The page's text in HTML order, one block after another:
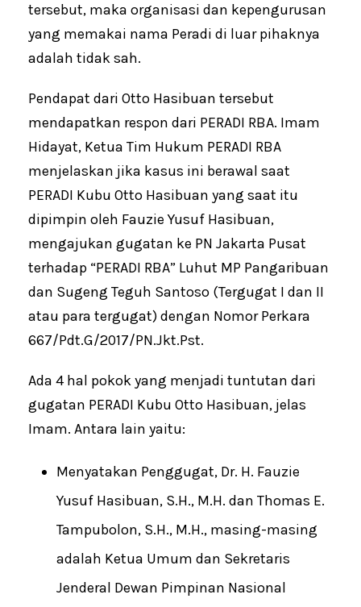
tersebut, maka organisasi dan kepengurusan
yang memakai nama Peradi di luar pihaknya
adalah tidak sah.
Pendapat dari Otto Hasibuan tersebut
mendapatkan respon dari PERADI RBA. Imam
Hidayat, Ketua Tim Hukum PERADI RBA
menjelaskan jika kasus ini berawal saat
PERADI Kubu Otto Hasibuan yang saat itu
dipimpin oleh Fauzie Yusuf Hasibuan,
mengajukan gugatan ke PN Jakarta Pusat
terhadap “PERADI RBA” Luhut MP Pangaribuan
dan Sugeng Teguh Santoso (Tergugat I dan II
atau para tergugat) dengan Nomor Perkara
667/Pdt.G/2017/PN.Jkt.Pst.
Ada 4 hal pokok yang menjadi tuntutan dari
gugatan PERADI Kubu Otto Hasibuan, jelas
Imam. Antara lain yaitu:
Menyatakan Penggugat, Dr. H. Fauzie
Yusuf Hasibuan, S.H., M.H. dan Thomas E.
Tampubolon, S.H., M.H., masing-masing
adalah Ketua Umum dan Sekretaris
Jenderal Dewan Pimpinan Nasional